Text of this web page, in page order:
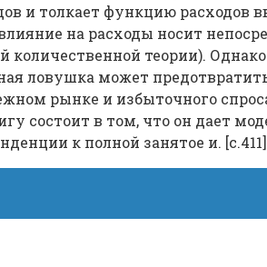
и толкает функцию расходов
на расходы носит
теории). Однако
ловушка может
рынке и избыточного
состоит в том, что он дает
к полной занятое и. [c.411]